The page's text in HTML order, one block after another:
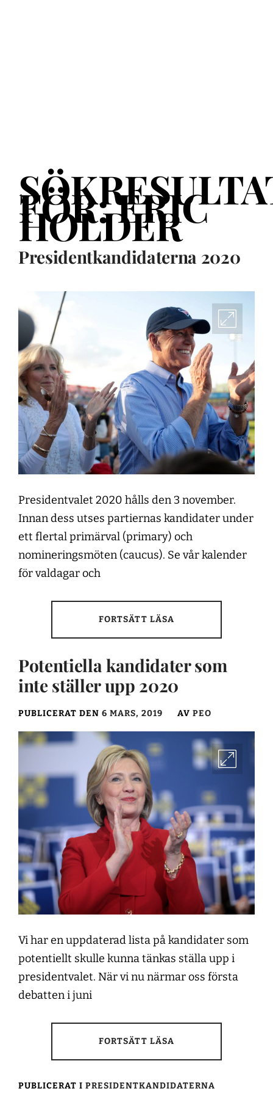
FÖR:ERIC
HOLDER
Presidentkandidaterna 2020
Presidentvalet 2020 hålls den 3 november.
Innan dess utses partiernas kandidater under
ett flertal primärval (primary) och
nomineringsmöten (caucus). Se vår kalender
för valdagar och
FORTSÄTT LÄSA
Potentiella kandidater som
inte ställer upp 2020
PUBLICERAT DEN 6 MARS, 2019 AV PEO
Vi har en uppdaterad lista på kandidater som
potentiellt skulle kunna tänkas ställa upp i
presidentvalet. När vi nu närmar oss första
debatten i juni
FORTSÄTT LÄSA
PUBLICERAT I PRESIDENTKANDIDATERNA